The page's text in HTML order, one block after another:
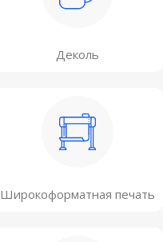
Деколь
Широкоформатная печать